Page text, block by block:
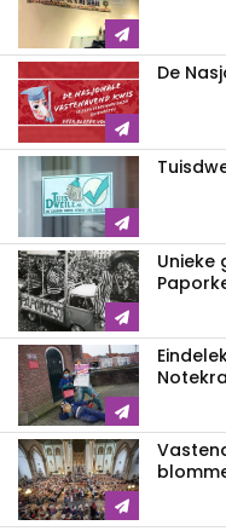
De
Unieke